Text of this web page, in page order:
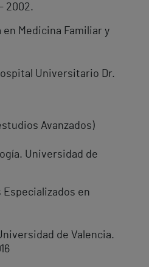
2002.
Medicina Familiar y
Universitario Dr.
Avanzados)
Universidad de
Especializados en
de Valencia.